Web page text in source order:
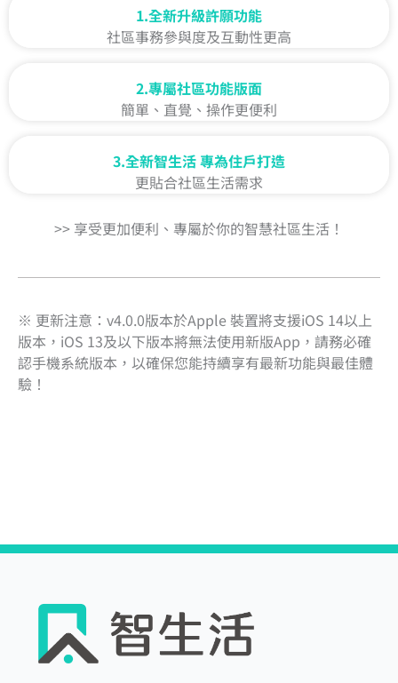
1.全新升級許願功能
社區事務參與度及互動性更高
2.專屬社區功能版面
簡單、直覺、操作更便利
3.全新智生活 專為住戶打造
更貼合社區生活需求
>> 享受更加便利、專屬於你的智慧社區生活！
※ 更新注意：v4.0.0版本於Apple 裝置將支援iOS 14以上
版本，iOS 13及以下版本將無法使用新版App，請務必確
認手機系統版本，以確保您能持續享有最新功能與最佳體
驗！